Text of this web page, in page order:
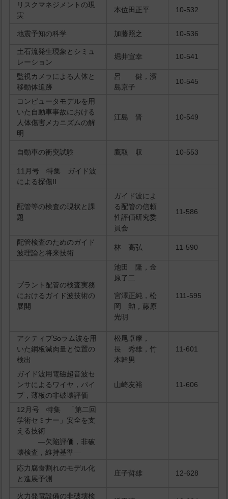
リスクマネジメントの現
実
本位田正平 10-532
地震予知の科学 加藤照之 10-536
土石流発生現象とシミュ
レーション
堀井宣幸 10-541
監視カメラによる人体と
移動体追跡
呂 健，濱
島京子
10-545
コンピュータモデルを用
いた自動車事故における
人体傷害メカニズムの解
明
江島 晋 10-549
自動車の衝突試験 鷹取 収 10-553
11月号 特集 ガイド波
による探傷II
配管等の検査の現状と課
題
ガイド波によ
る配管の信頼
性評価研究委
員会
11-586
配管検査のためのガイド
波理論と将来技術
林 高弘 11-590
プラント配管の検査実務
におけるガイド波技術の
展開
池田 隆，金
原了二
宮澤正純，松
岡 勲，藤原
光明
111-595
アクティブSoラム波を用
いた鋼板減肉量と位置の
検出
松尾卓摩，
長 秀雄，竹
本幹男
11-601
ガイド波用電磁超音波セ
ンサによるワイヤ，パイ
プ，薄板の非破壊評価
山崎友裕 11-606
12月号 特集 「第二回
学術セミナー」安全を支
える技術
―欠陥評価，非破
壊検査，維持基準―
応力腐食割れのモデル化
と進展予測
庄子哲雄 12-628
火力発電設備の非破壊検